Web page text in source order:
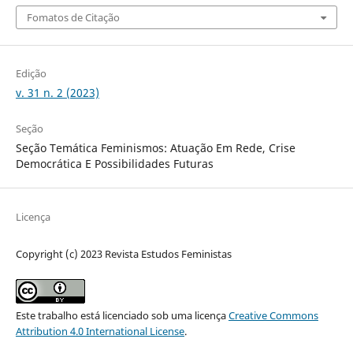
Fomatos de Citação
Edição
v. 31 n. 2 (2023)
Seção
Seção Temática Feminismos: Atuação Em Rede, Crise
Democrática E Possibilidades Futuras
Licença
Copyright (c) 2023 Revista Estudos Feministas
Este trabalho está licenciado sob uma licençaCreative Commons
Attribution 4.0 International License.